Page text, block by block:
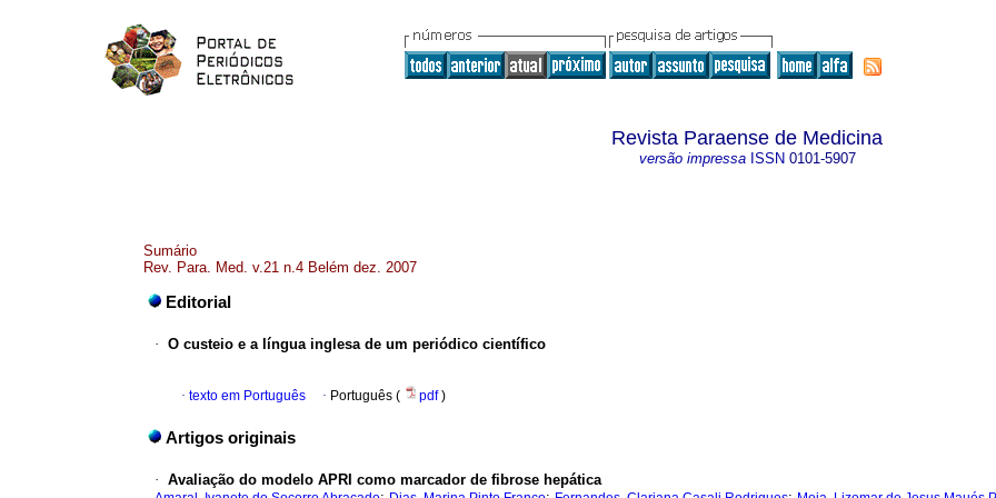
Revista Paraense de Medicina
versão impressaISSN 0101-5907
Sumário
Rev. Para. Med. v.21 n.4 Belém dez. 2007
Editorial
· O custeio e a língua inglesa de um periódico científico
· texto em Português · Português ( pdf)
Artigos originais
· Avaliação do modelo APRI como marcador de fibrose hepática